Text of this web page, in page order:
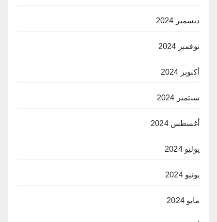
ديسمبر 2024
نوفمبر 2024
أكتوبر 2024
سبتمبر 2024
أغسطس 2024
يوليو 2024
يونيو 2024
مايو 2024